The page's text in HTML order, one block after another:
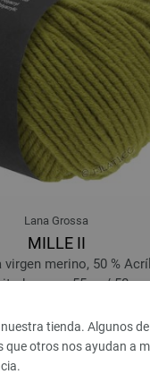
tienda. Algunos
que otros nos ayudan a
Lana Grossa
MILLE II
virgen merino, 50 %
aprox. 55 m / 50 g
3,78 €
4,41 $
gastos de envío, Precio base: